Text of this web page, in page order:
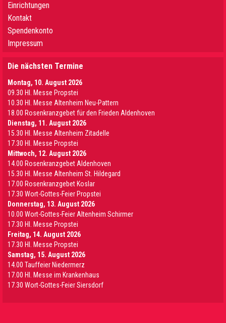
Einrichtungen
Kontakt
Spendenkonto
Impressum
Die nächsten Termine
Montag, 10. August 2026
09.30 Hl. Messe Propstei
10.30 Hl. Messe Altenheim Neu-Pattern
18.00 Rosenkranzgebet für den Frieden Aldenhoven
Dienstag, 11. August 2026
15.30 Hl. Messe Altenheim Zitadelle
17.30 Hl. Messe Propstei
Mittwoch, 12. August 2026
14.00 Rosenkranzgebet Aldenhoven
15.30 Hl. Messe Altenheim St. Hildegard
17.00 Rosenkranzgebet Koslar
17.30 Wort-Gottes-Feier Propstei
Donnerstag, 13. August 2026
10.00 Wort-Gottes-Feier Altenheim Schirmer
17.30 Hl. Messe Propstei
Freitag, 14. August 2026
17.30 Hl. Messe Propstei
Samstag, 15. August 2026
14.00 Tauffeier Niedermerz
17.00 Hl. Messe im Krankenhaus
17.30 Wort-Gottes-Feier Siersdorf